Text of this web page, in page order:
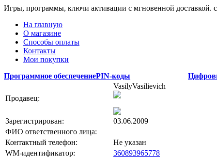
Игры, программы, ключи активации с мгновенной доставкой.
На главную
О магазине
Способы оплаты
Контакты
Мои покупки
Программное обеспечениеPIN-коды
Продавец:
VasilyVasilievich
Зарегистрирован:
03.06.2009
ФИО ответственного лица:
Контактный телефон:
Не указан
WM-идентификатор:
360893965778